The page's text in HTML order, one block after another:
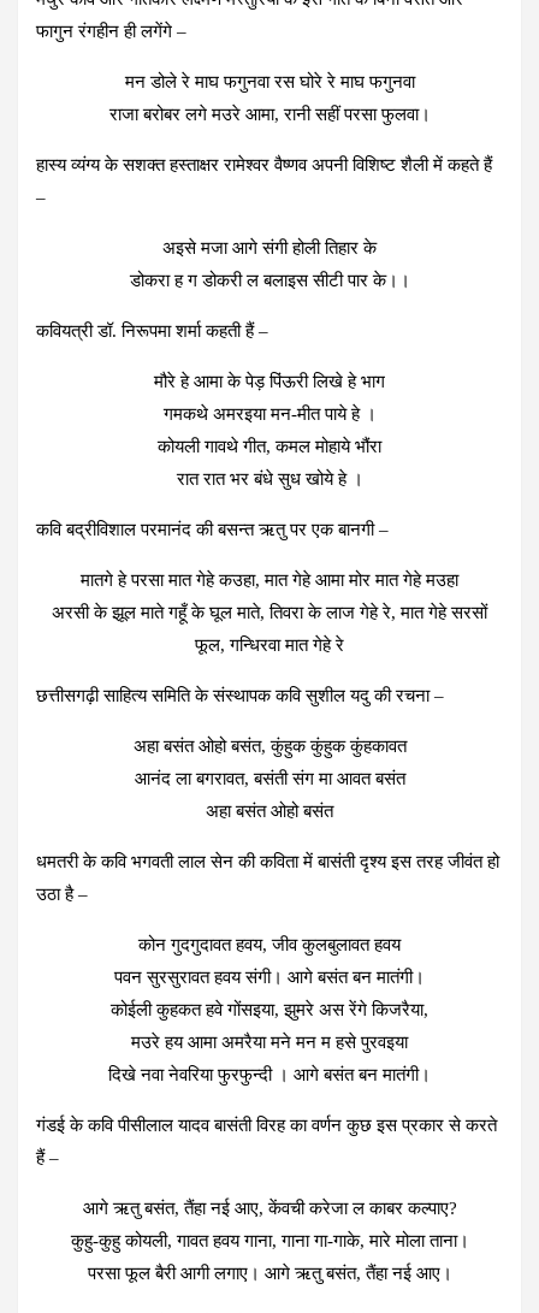
फागुन रंगहीन ही लगेंगे –
मन डोले रे माघ फगुनवा रस घोरे रे माघ फगुनवा
राजा बरोबर लगे मउरे आमा, रानी सहीं परसा फुलवा।
हास्य व्यंग्य के सशक्त हस्ताक्षर रामेश्वर वैष्णव अपनी विशिष्ट शैली में कहते हैं
–
अइसे मजा आगे संगी होली तिहार के
डोकरा ह ग डोकरी ल बलाइस सीटी पार के।।
कवियत्री डॉ. निरूपमा शर्मा कहती हैं –
मौरे हे आमा के पेड़ पिंऊरी लिखे हे भाग
गमकथे अमरइया मन-मीत पाये हे ।
कोयली गावथे गीत, कमल मोहाये भौंरा
रात रात भर बंधे सुध खोये हे ।
कवि बद्रीविशाल परमानंद की बसन्त ऋतु पर एक बानगी –
मातगे हे परसा मात गेहे कउहा, मात गेहे आमा मोर मात गेहे मउहा
अरसी के झूल माते गहूँ के घूल माते, तिवरा के लाज गेहे रे, मात गेहे सरसों
फूल, गन्धिरवा मात गेहे रे
छत्तीसगढ़ी साहित्य समिति के संस्थापक कवि सुशील यदु की रचना –
अहा बसंत ओहो बसंत, कुंहुक कुंहुक कुंहकावत
आनंद ला बगरावत, बसंती संग मा आवत बसंत
अहा बसंत ओहो बसंत
धमतरी के कवि भगवती लाल सेन की कविता में बासंती दृश्य इस तरह जीवंत हो
उठा है –
कोन गुदगुदावत हवय, जीव कुलबुलावत हवय
पवन सुरसुरावत हवय संगी। आगे बसंत बन मातंगी।
कोईली कुहकत हवे गोंसइया, झुमरे अस रेंगे किजरैया,
मउरे हय आमा अमरैया मने मन म हसे पुरवइया
दिखे नवा नेवरिया फुरफुन्दी । आगे बसंत बन मातंगी।
गंडई के कवि पीसीलाल यादव बासंती विरह का वर्णन कुछ इस प्रकार से करते
हैं –
आगे ऋतु बसंत, तैंहा नई आए, केंवची करेजा ल काबर कल्पाए?
कुहु-कुहु कोयली, गावत हवय गाना, गाना गा-गाके, मारे मोला ताना।
परसा फूल बैरी आगी लगाए। आगे ऋतु बसंत, तैंहा नई आए।